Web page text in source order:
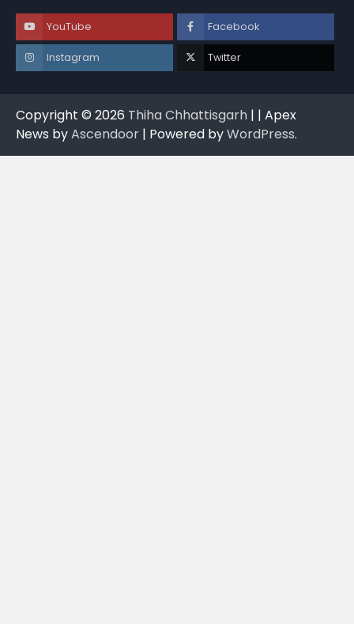
YouTube Facebook
Instagram Twitter
Copyright © 2026 Thiha Chhattisgarh | | Apex
News byAscendoor | Powered byWordPress.